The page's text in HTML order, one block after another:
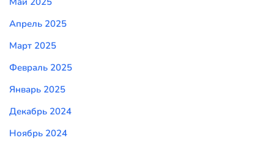
Апрель 2025
Март 2025
Февраль 2025
Январь 2025
Декабрь 2024
Ноябрь 2024